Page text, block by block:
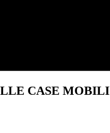
CASE MOBILI